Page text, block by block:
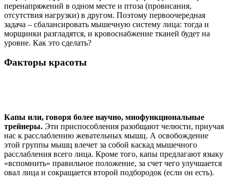
перенапряжений в одном месте и птоза (провисания,
отсутствия нагрузки) в другом. Поэтому первоочередная
задача – сбалансировать мышечную систему лица: тогда и
морщинки разгладятся, и кровоснабжение тканей будет на
уровне. Как это сделать?
Факторы красоты
Капы или, говоря более научно, миофункциональные
трейнеры. Эти приспособления разобщают челюсти, приучая
нас к расслаблению жевательных мышц. А освобождение
этой группы мышц влечет за собой каскад мышечного
расслабления всего лица. Кроме того, капы предлагают языку
«вспомнить» правильное положение, за счет чего улучшается
овал лица и сокращается второй подбородок (если он есть).